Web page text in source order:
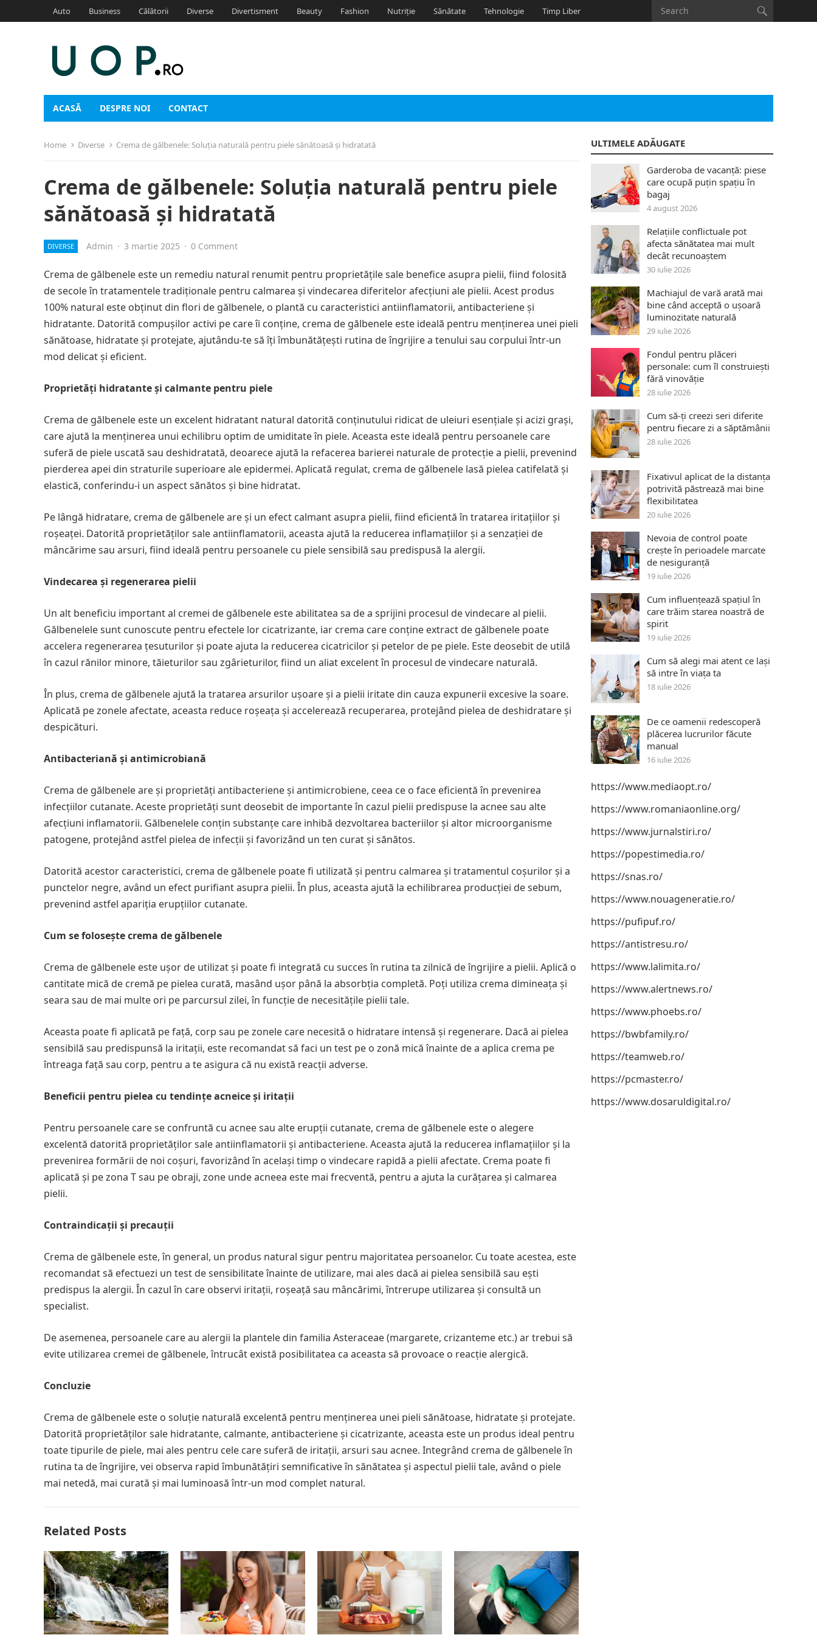
Auto Business Călătorii Diverse Divertisment Beauty Fashion Nutriție Sănătate Tehnologie Timp Liber
ACASĂ DESPRE NOI CONTACT
Home Diverse Crema de gălbenele: Soluția naturală pentru piele sănătoasă și hidratată
Crema de gălbenele: Soluția naturală pentru piele
sănătoasă și hidratată
DIVERSE Admin · 3 martie 2025 · 0 Comment
Crema de gălbenele este un remediu natural renumit pentru proprietățile sale benefice asupra pielii, fiind folosită
de secole în tratamentele tradiționale pentru calmarea și vindecarea diferitelor afecțiuni ale pielii. Acest produs
100% natural este obținut din flori de gălbenele, o plantă cu caracteristici antiinflamatorii, antibacteriene și
hidratante. Datorită compușilor activi pe care îi conține, crema de gălbenele este ideală pentru menținerea unei pieli
sănătoase, hidratate și protejate, ajutându-te să îți îmbunătățești rutina de îngrijire a tenului sau corpului într-un
mod delicat și eficient.
Proprietăți hidratante și calmante pentru piele
Crema de gălbenele este un excelent hidratant natural datorită conținutului ridicat de uleiuri esențiale și acizi grași,
care ajută la menținerea unui echilibru optim de umiditate în piele. Aceasta este ideală pentru persoanele care
suferă de piele uscată sau deshidratată, deoarece ajută la refacerea barierei naturale de protecție a pielii, prevenind
pierderea apei din straturile superioare ale epidermei. Aplicată regulat, crema de gălbenele lasă pielea catifelată și
elastică, conferindu-i un aspect sănătos și bine hidratat.
Pe lângă hidratare, crema de gălbenele are și un efect calmant asupra pielii, fiind eficientă în tratarea iritațiilor și
roșeaței. Datorită proprietăților sale antiinflamatorii, aceasta ajută la reducerea inflamațiilor și a senzației de
mâncărime sau arsuri, fiind ideală pentru persoanele cu piele sensibilă sau predispusă la alergii.
Vindecarea și regenerarea pielii
Un alt beneficiu important al cremei de gălbenele este abilitatea sa de a sprijini procesul de vindecare al pielii.
Gălbenelele sunt cunoscute pentru efectele lor cicatrizante, iar crema care conține extract de gălbenele poate
accelera regenerarea țesuturilor și poate ajuta la reducerea cicatricilor și petelor de pe piele. Este deosebit de utilă
în cazul rănilor minore, tăieturilor sau zgârieturilor, fiind un aliat excelent în procesul de vindecare naturală.
În plus, crema de gălbenele ajută la tratarea arsurilor ușoare și a pielii iritate din cauza expunerii excesive la soare.
Aplicată pe zonele afectate, aceasta reduce roșeața și accelerează recuperarea, protejând pielea de deshidratare și
despicături.
Antibacteriană și antimicrobiană
Crema de gălbenele are și proprietăți antibacteriene și antimicrobiene, ceea ce o face eficientă în prevenirea
infecțiilor cutanate. Aceste proprietăți sunt deosebit de importante în cazul pielii predispuse la acnee sau alte
afecțiuni inflamatorii. Gălbenelele conțin substanțe care inhibă dezvoltarea bacteriilor și altor microorganisme
patogene, protejând astfel pielea de infecții și favorizând un ten curat și sănătos.
Datorită acestor caracteristici, crema de gălbenele poate fi utilizată și pentru calmarea și tratamentul coșurilor și a
punctelor negre, având un efect purifiant asupra pielii. În plus, aceasta ajută la echilibrarea producției de sebum,
prevenind astfel apariția erupțiilor cutanate.
Cum se folosește crema de gălbenele
Crema de gălbenele este ușor de utilizat și poate fi integrată cu succes în rutina ta zilnică de îngrijire a pielii. Aplică o
cantitate mică de cremă pe pielea curată, masând ușor până la absorbția completă. Poți utiliza crema dimineața și
seara sau de mai multe ori pe parcursul zilei, în funcție de necesitățile pielii tale.
Aceasta poate fi aplicată pe față, corp sau pe zonele care necesită o hidratare intensă și regenerare. Dacă ai pielea
sensibilă sau predispunsă la iritații, este recomandat să faci un test pe o zonă mică înainte de a aplica crema pe
întreaga față sau corp, pentru a te asigura că nu există reacții adverse.
Beneficii pentru pielea cu tendințe acneice și iritații
Pentru persoanele care se confruntă cu acnee sau alte erupții cutanate, crema de gălbenele este o alegere
excelentă datorită proprietăților sale antiinflamatorii și antibacteriene. Aceasta ajută la reducerea inflamațiilor și la
prevenirea formării de noi coșuri, favorizând în același timp o vindecare rapidă a pielii afectate. Crema poate fi
aplicată și pe zona T sau pe obraji, zone unde acneea este mai frecventă, pentru a ajuta la curățarea și calmarea
pielii.
Contraindicații și precauții
Crema de gălbenele este, în general, un produs natural sigur pentru majoritatea persoanelor. Cu toate acestea, este
recomandat să efectuezi un test de sensibilitate înainte de utilizare, mai ales dacă ai pielea sensibilă sau ești
predispus la alergii. În cazul în care observi iritații, roșeață sau mâncărimi, întrerupe utilizarea și consultă un
specialist.
De asemenea, persoanele care au alergii la plantele din familia Asteraceae (margarete, crizanteme etc.) ar trebui să
evite utilizarea cremei de gălbenele, întrucât există posibilitatea ca aceasta să provoace o reacție alergică.
Concluzie
Crema de gălbenele este o soluție naturală excelentă pentru menținerea unei pieli sănătoase, hidratate și protejate.
Datorită proprietăților sale hidratante, calmante, antibacteriene și cicatrizante, aceasta este un produs ideal pentru
toate tipurile de piele, mai ales pentru cele care suferă de iritații, arsuri sau acnee. Integrând crema de gălbenele în
rutina ta de îngrijire, vei observa rapid îmbunătățiri semnificative în sănătatea și aspectul pielii tale, având o piele
mai netedă, mai curată și mai luminoasă într-un mod complet natural.
Related Posts
ULTIMELE ADĂUGATE
Garderoba de vacanță: piese
care ocupă puțin spațiu în
bagaj
4 august 2026
Relațiile conflictuale pot
afecta sănătatea mai mult
decât recunoaștem
30 iulie 2026
Machiajul de vară arată mai
bine când acceptă o ușoară
luminozitate naturală
29 iulie 2026
Fondul pentru plăceri
personale: cum îl construiești
fără vinovăție
28 iulie 2026
Cum să-ți creezi seri diferite
pentru fiecare zi a săptămânii
28 iulie 2026
Fixativul aplicat de la distanța
potrivită păstrează mai bine
flexibilitatea
20 iulie 2026
Nevoia de control poate
crește în perioadele marcate
de nesiguranță
19 iulie 2026
Cum influențează spațiul în
care trăim starea noastră de
spirit
19 iulie 2026
Cum să alegi mai atent ce lași
să intre în viața ta
18 iulie 2026
De ce oamenii redescoperă
plăcerea lucrurilor făcute
manual
16 iulie 2026
https://www.mediaopt.ro/
https://www.romaniaonline.org/
https://www.jurnalstiri.ro/
https://popestimedia.ro/
https://snas.ro/
https://www.nouageneratie.ro/
https://pufipuf.ro/
https://antistresu.ro/
https://www.lalimita.ro/
https://www.alertnews.ro/
https://www.phoebs.ro/
https://bwbfamily.ro/
https://teamweb.ro/
https://pcmaster.ro/
https://www.dosaruldigital.ro/